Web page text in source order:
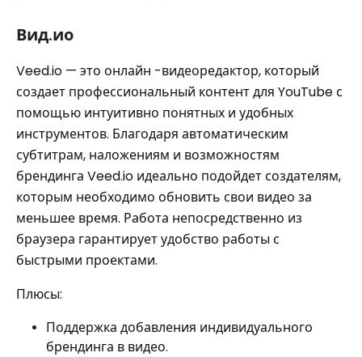
Вид.ио
Veed.io — это онлайн -видеоредактор, который
создает профессиональный контент для YouTube с
помощью интуитивно понятных и удобных
инструментов. Благодаря автоматическим
субтитрам, наложениям и возможностям
брендинга Veed.io идеально подойдет создателям,
которым необходимо обновить свои видео за
меньшее время. Работа непосредственно из
браузера гарантирует удобство работы с
быстрыми проектами.
Плюсы:
Поддержка добавления индивидуального
брендинга в видео.